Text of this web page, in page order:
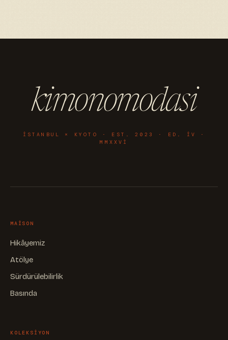
kimonomodasi
ISTANBUL × KYOTO · EST. 2023 · ED. IV ·
MMXXVI
MAISON
Hikâyemiz
Atölye
Sürdürülebilirlik
Basında
KOLEKSIYON